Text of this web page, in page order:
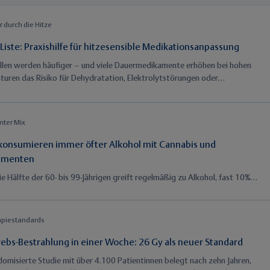
durch die Hitze
Liste: Praxishilfe für hitzesensible Medikationsanpassung
werden häufiger – und viele Dauermedikamente erhöhen bei hohen
das Risiko für Dehydratation, Elektrolytstörungen oder
Sie unterstützt Praxisteams dabei, Risikopatienten frühzeitig zu
Beratung zu strukturieren und Monitoring gezielt anzupassen – ohne
zu gefährden.
Mix
immer öfter Alkohol mit Cannabis und
Hälfte der 60- bis 99-Jährigen greift regelmäßig zu Alkohol, fast 10%
Schmerzen und psychische Belastungen sind eng verknüpft. Gerade
Risiko – werden im klinischen Alltag jedoch selten als suchtgefährdet
Bestrahlung in einer Woche: 26 Gy als neuer Standard
Studie mit über 4.100 Patientinnen belegt nach zehn Jahren,